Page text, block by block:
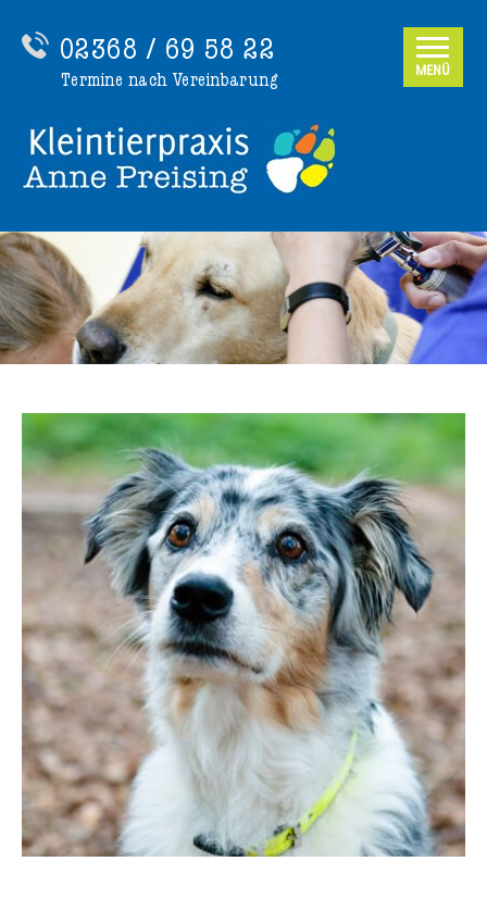
02368 / 69 58 22
Termine nach Vereinbarung
MENÜ